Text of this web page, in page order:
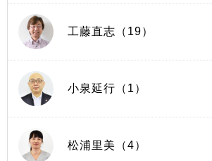
工藤直志（19）
小泉延行（1）
松浦里美（4）